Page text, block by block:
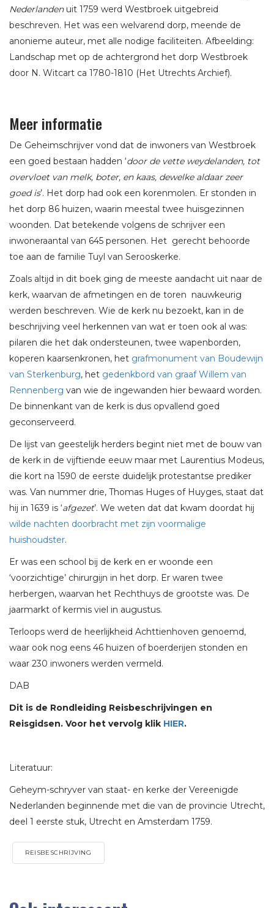
Nederlandenuit 1759 werd Westbroek uitgebreid
beschreven. Het was een welvarend dorp, meende de
anonieme auteur, met alle nodige faciliteiten. Afbeelding:
Landschap met op de achtergrond het dorp Westbroek
door N. Witcart ca 1780-1810 (Het Utrechts Archief).
Meer informatie
De Geheimschrijver vond dat de inwoners van Westbroek
een goed bestaan hadden ‘door de vette weydelanden, tot
overvloet van melk, boter, en kaas, dewelke aldaar zeer
goed is’. Het dorp had ook een korenmolen. Er stonden in
het dorp 86 huizen, waarin meestal twee huisgezinnen
woonden. Dat betekende volgens de schrijver een
inwoneraantal van 645 personen. Het gerecht behoorde
toe aan de familie Tuyl van Serooskerke.
Zoals altijd in dit boek ging de meeste aandacht uit naar de
kerk, waarvan de afmetingen en de toren nauwkeurig
werden beschreven. Wie de kerk nu bezoekt, kan in de
beschrijving veel herkennen van wat er toen ook al was:
pilaren die het dak ondersteunen, twee wapenborden,
koperen kaarsenkronen, het grafmonument van Boudewijn
van Sterkenburg, het gedenkbord van graaf Willem van
Rennenberg van wie de ingewanden hier bewaard worden.
De binnenkant van de kerk is dus opvallend goed
geconserveerd.
De lijst van geestelijk herders begint niet met de bouw van
de kerk in de vijftiende eeuw maar met Laurentius Modeus,
die kort na 1590 de eerste duidelijk protestantse prediker
was. Van nummer drie, Thomas Huges of Huyges, staat dat
hij in 1639 is ‘afgezet’. We weten dat dat kwam doordat hij
wilde nachten doorbracht met zijn voormalige
huishoudster.
Er was een school bij de kerk en er woonde een
‘voorzichtige’ chirurgijn in het dorp. Er waren twee
herbergen, waarvan het Rechthuys de grootste was. De
jaarmarkt of kermis viel in augustus.
Terloops werd de heerlijkheid Achttienhoven genoemd,
waar ook nog eens 46 huizen of boerderijen stonden en
waar 230 inwoners werden vermeld.
DAB
Dit is de Rondleiding Reisbeschrijvingen en
Reisgidsen. Voor het vervolg klik HIER.
Literatuur:
Geheym-schryver van staat- en kerke der Vereenigde
Nederlanden beginnende met die van de provincie Utrecht,
deel 1 eerste stuk, Utrecht en Amsterdam 1759.
REISBESCHRIJVING